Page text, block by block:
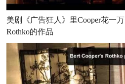
美剧《广告狂人》里Cooper花一
Rothko的作品